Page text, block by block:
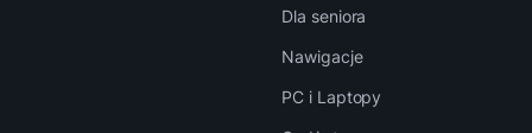
Dla seniora
Nawigacje
PC i Laptopy